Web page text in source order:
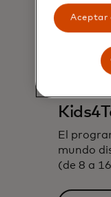
El
mundo
(de 8 a
Aceptar